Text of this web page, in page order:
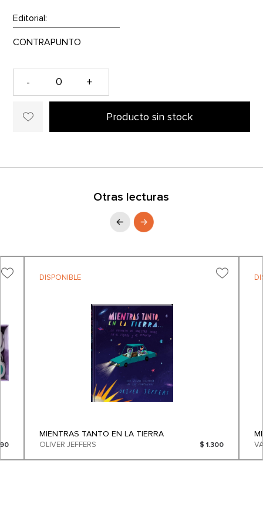
Editorial:
- +
Producto sin stock
Otras lecturas
DISPONIBLE
MIENTRAS TANTO EN LA TIERRA
OLIVER JEFFERS $ 1.300